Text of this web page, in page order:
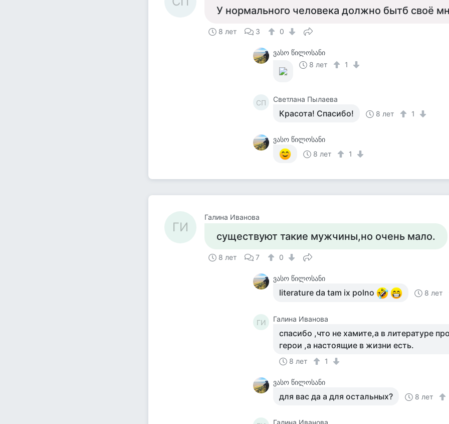
У нормального человека должно бытб своё
8 лет 3 0
ვასო წილოსანი
8 лет
1
СП Светлана Пылаева
Красота! Спасибо! 8 лет 1
ვასო წილოსანი
8 лет
1
ГИ
Галина Иванова
существуют такие мужчины,но очень мало.
8 лет 7 0
ვასო წილოსანი
literature da tam ix polno 8 лет
ГИ Галина Иванова
спасибо ,что не хамите,а в литературе
герои ,а настоящие в жизни есть.
8 лет 1
ვასო წილოსანი
для вас да а для остальных? 8 лет
Галина Иванова